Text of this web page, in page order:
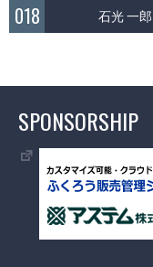
018 石光 一郎
SPONSORSHIP